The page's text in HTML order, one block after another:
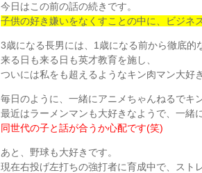
今日はこの前の話の続きです。
子供の好き嫌いをなくすことの中に、ビジネ
3歳になる長男には、1歳になる前から徹底的
来る日も来る日も英才教育を施し、
ついには私をも超えるようなキン肉マン大好
毎日のように、一緒にアニメちゃんねるでキ
最近はラーメンマンも大好きなようで、一緒
同世代の子と話が合うか心配です(笑)
あと、野球も大好きです。
現在右投げ左打ちの強打者に育成中で、スト